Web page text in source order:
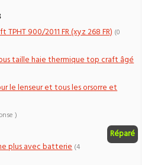
900/2011 FR (xyz 268 FR) (0
taille haie thermique top craft âgé
le lenseur et tous les orsorre et
)
Réparé
plus avec batterie (4